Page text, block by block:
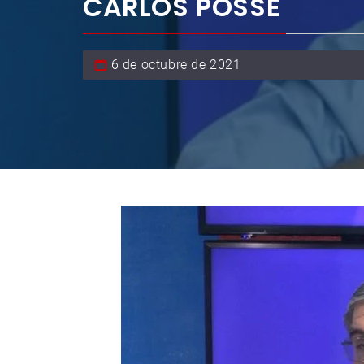
6 de octubre de 2021